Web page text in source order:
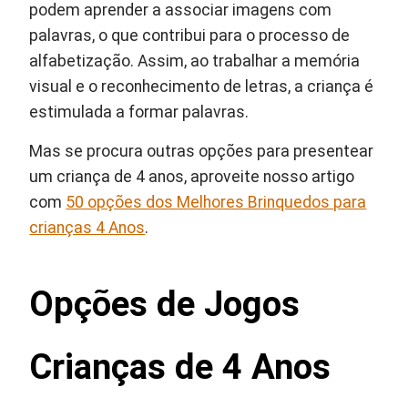
podem aprender a associar imagens com
palavras, o que contribui para o processo de
alfabetização. Assim, ao trabalhar a memória
visual e o reconhecimento de letras, a criança é
estimulada a formar palavras.
Mas se procura outras opções para presentear
um criança de 4 anos, aproveite nosso artigo
com 50 opções dos Melhores Brinquedos para
crianças 4 Anos.
Opções de Jogos
Crianças de 4 Anos